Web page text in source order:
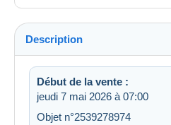
Description
Début de la vente :
jeudi 7 mai 2026 à 07:00
Objet n°2539278974